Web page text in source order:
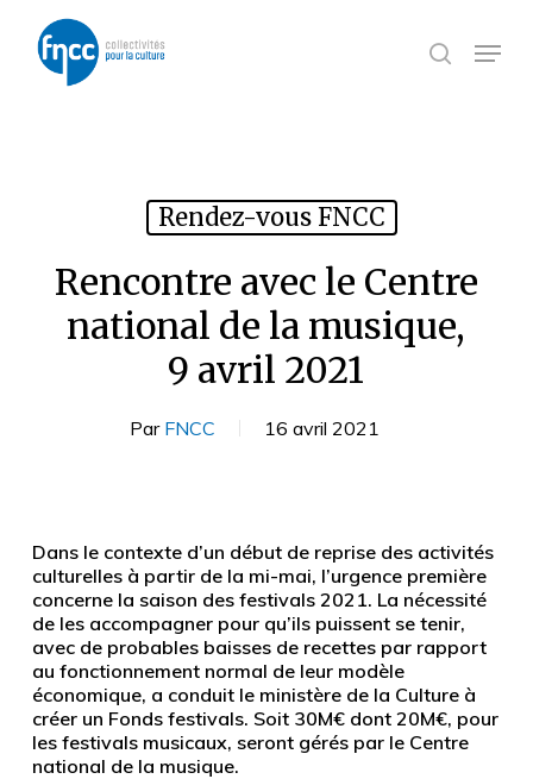
main
content
search
Menu
Rendez-vous FNCC
Rencontre avec le Centre
national de la musique,
9 avril 2021
Par FNCC 16 avril 2021
Dans le contexte d’un début de reprise des activités
culturelles à partir de la mi-mai, l’urgence première
concerne la saison des festivals 2021. La nécessité
de les accompagner pour qu’ils puissent se tenir,
avec de probables baisses de recettes par rapport
au fonctionnement normal de leur modèle
économique, a conduit le ministère de la Culture à
créer un Fonds festivals. Soit 30M€ dont 20M€, pour
les festivals musicaux, seront gérés par le Centre
national de la musique.
Panneau de gestion des cookies